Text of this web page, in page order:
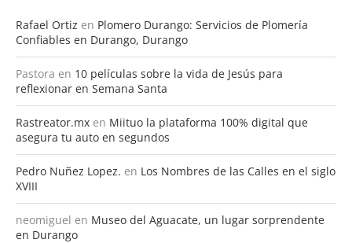
Rafael Ortiz en Plomero Durango: Servicios de Plomería
Confiables en Durango, Durango
Pastora en 10 películas sobre la vida de Jesús para
reflexionar en Semana Santa
Rastreator.mx en Miituo la plataforma 100% digital que
asegura tu auto en segundos
Pedro Nuñez Lopez. en Los Nombres de las Calles en el siglo
XVIII
neomiguel en Museo del Aguacate, un lugar sorprendente
en Durango